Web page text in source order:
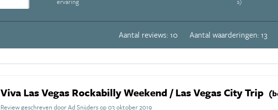
Aantal reviews: 10 Aantal waarderingen: 13
Viva Las Vegas Rockabilly Weekend / Las Vegas City Trip
Review geschreven door Ad Snijders op 03 oktober 2019